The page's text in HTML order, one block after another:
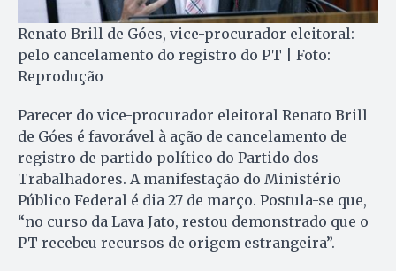
Renato Brill de Góes, vice-procurador eleitoral:
pelo cancelamento do registro do PT | Foto:
Reprodução
Parecer do vice-procurador eleitoral Renato Brill
de Góes é favorável à ação de cancelamento de
registro de partido político do Partido dos
Trabalhadores. A manifestação do Ministério
Público Federal é dia 27 de março. Postula-se que,
“no curso da Lava Jato, restou demonstrado que o
PT recebeu recursos de origem estrangeira”.